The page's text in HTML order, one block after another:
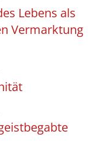
Lebens als
Vermarktung